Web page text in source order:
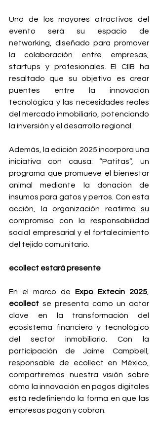
Uno de los mayores atractivos del
evento será su espacio de
networking, diseñado para promover
la colaboración entre empresas,
startups y profesionales. El CIIB ha
resaltado que su objetivo es crear
puentes entre la innovación
tecnológica y las necesidades reales
del mercado inmobiliario, potenciando
la inversión y el desarrollo regional.
Además, la edición 2025 incorpora una
iniciativa con causa: “Patitas”, un
programa que promueve el bienestar
animal mediante la donación de
insumos para gatos y perros. Con esta
acción, la organización reafirma su
compromiso con la responsabilidad
social empresarial y el fortalecimiento
del tejido comunitario.
ecollect estará presente
En el marco de Expo Extecin 2025
ecollect se presenta como un actor
clave en la transformación del
ecosistema financiero y tecnológico
del sector inmobiliario. Con la
participación de Jaime Campbell,
responsable de ecollect en México,
compartiremos nuestra visión sobre
cómo la innovación en pagos digitales
está redefiniendo la forma en que las
empresas pagan y cobran.